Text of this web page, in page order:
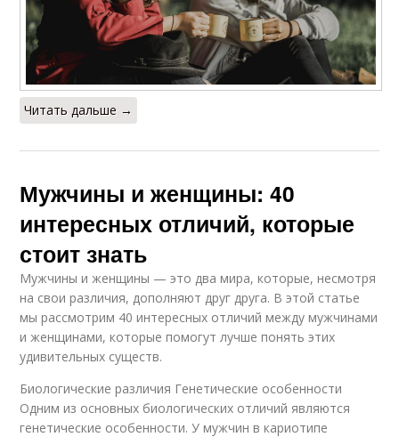
Читать дальше →
Мужчины и женщины: 40
интересных отличий, которые
стоит знать
Мужчины и женщины — это два мира, которые, несмотря
на свои различия, дополняют друг друга. В этой статье
мы рассмотрим 40 интересных отличий между мужчинами
и женщинами, которые помогут лучше понять этих
удивительных существ.
Биологические различия Генетические особенности
Одним из основных биологических отличий являются
генетические особенности. У мужчин в кариотипе